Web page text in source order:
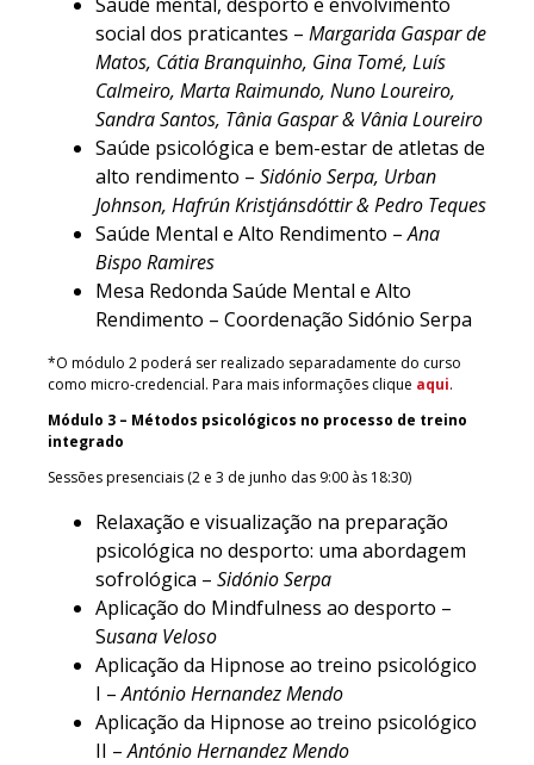
social dos praticantes – Margarida Gaspar de
Matos, Cátia Branquinho, Gina Tomé, Luís
Calmeiro, Marta Raimundo, Nuno Loureiro,
Sandra Santos, Tânia Gaspar & Vânia Loureiro
Saúde psicológica e bem-estar de atletas de
alto rendimento – Sidónio Serpa, Urban
Johnson, Hafrún Kristjánsdóttir & Pedro Teques
Saúde Mental e Alto Rendimento –Ana
Bispo Ramires
Mesa Redonda Saúde Mental e Alto
Rendimento – Coordenação Sidónio Serpa
*O módulo 2 poderá ser realizado separadamente do curso
como micro-credencial. Para mais informações clique aqui.
Módulo 3 – Métodos psicológicos no processo de treino
integrado
Sessões presenciais (2 e 3 de junho das 9:00 às 18:30)
Relaxação e visualização na preparação
psicológica no desporto: uma abordagem
sofrológica – Sidónio Serpa
Aplicação do Mindfulness ao desporto –
Susana Veloso
Aplicação da Hipnose ao treino psicológico
I –António Hernandez Mendo
Aplicação da Hipnose ao treino psicológico
II –António Hernandez Mendo